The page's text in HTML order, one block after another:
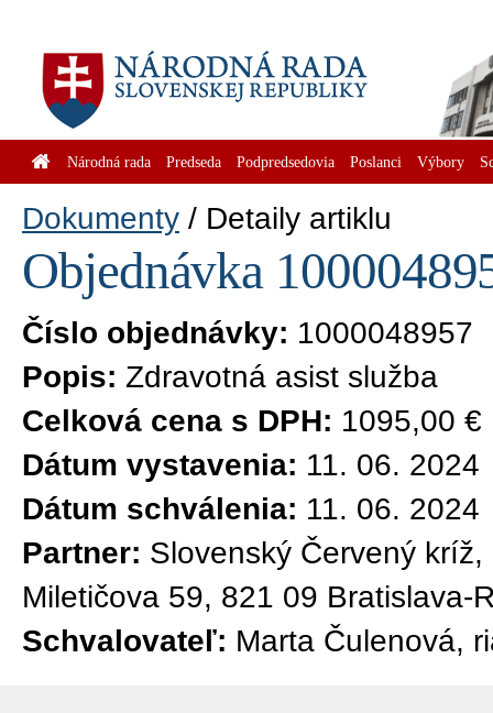
Národná rada Predseda Podpredsedovia Poslanci Výbory
Dokumenty Detaily artiklu
Objednávka
Číslo objednávky: 1000048957
Popis: Zdravotná asist služba
Celková cena s DPH: 1095,00 €
Dátum vystavenia: 11. 06. 2024
Dátum schválenia: 11. 06. 2024
Partner: Slovenský Červený
Miletičova 59, 821 09 Bratislava-
Schvalovateľ: Marta Čulenová,